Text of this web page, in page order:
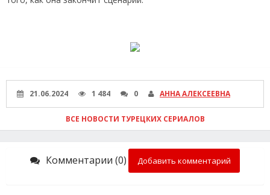
21.06.2024 1 484 0 АННА АЛЕКСЕЕВНА
ВСЕ НОВОСТИ ТУРЕЦКИХ СЕРИАЛОВ
Комментарии (0) Добавить комментарий